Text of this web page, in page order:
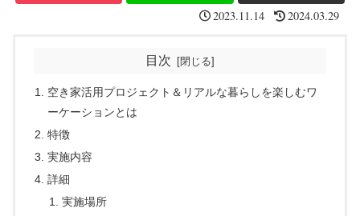
2023.11.14 2024.03.29
目次
空き家活用プロジェクト＆リアルな暮らしを楽しむワ
ーケーションとは
特徴
実施内容
詳細
実施場所